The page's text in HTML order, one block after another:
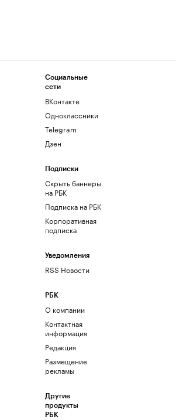
Социальные
сети
ВКонтакте
Одноклассники
Telegram
Дзен
Подписки
Скрыть баннеры
на РБК
Подписка на РБК
Корпоративная
подписка
Уведомления
RSS Новости
РБК
О компании
Контактная
информация
Редакция
Размещение
рекламы
Другие
продукты
РБК